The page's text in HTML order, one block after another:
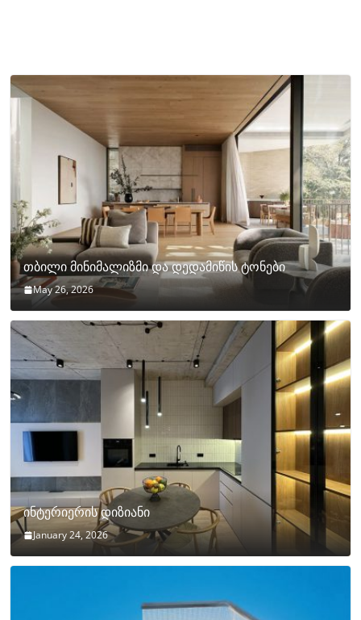
თბილი მინიმალიზმი და დედამიწის ტონები
May 26, 2026
ინტერიერის დიზიანი
January 24, 2026